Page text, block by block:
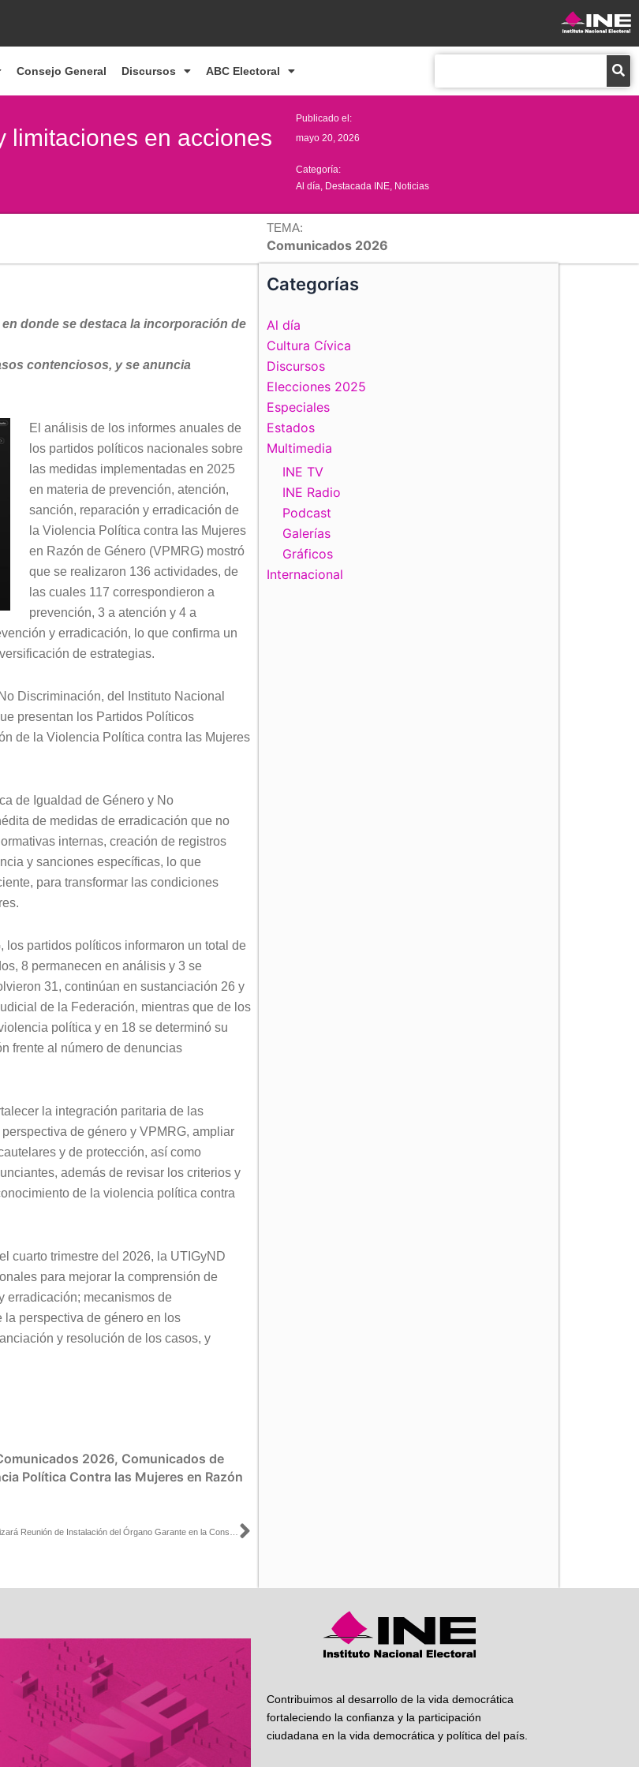
Consejo General Discursos ABC Electoral
limitaciones en acciones
Publicado el:
mayo 20, 2026
Categoría:
Al día Destacada INE Noticias
TEMA:
Comunicados 2026
donde se destaca la incorporación de
contenciosos, y se anuncia
El análisis de los informes anuales de
los partidos políticos nacionales sobre
las medidas implementadas en 2025
en materia de prevención, atención,
sanción, reparación y erradicación de
la Violencia Política contra las Mujeres
en Razón de Género (VPMRG) mostró
que se realizaron 136 actividades, de
las cuales 117 correspondieron a
prevención, 3 a atención y 4 a
y erradicación, lo que confirma un
de estrategias.
Discriminación, del Instituto Nacional
presentan los Partidos Políticos
de la Violencia Política contra las Mujeres
de Igualdad de Género y No
de medidas de erradicación que no
internas, creación de registros
y sanciones específicas, lo que
para transformar las condiciones
los partidos políticos informaron un total de
8 permanecen en análisis y 3 se
31, continúan en sustanciación 26 y
de la Federación, mientras que de los
política y en 18 se determinó su
frente al número de denuncias
la integración paritaria de las
de género y VPMRG, ampliar
y de protección, así como
además de revisar los criterios y
de la violencia política contra
cuarto trimestre del 2026, la UTIGyND
para mejorar la comprensión de
erradicación; mecanismos de
perspectiva de género en los
y resolución de los casos, y
2026, Comunicados de
Política Contra las Mujeres en Razón
Siguiente
Categorías
Al día
Cultura Cívica
Discursos
Elecciones 2025
Especiales
Estados
Multimedia
INE TV
INE Radio
Podcast
Galerías
Gráficos
Internacional
Contribuimos al desarrollo de la vida democrática
fortaleciendo la confianza y la participación
ciudadana en la vida democrática y política del país.